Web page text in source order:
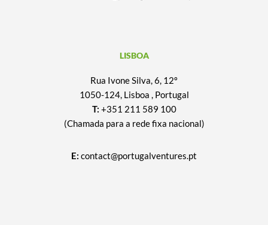
LISBOA
Rua Ivone Silva, 6, 12º
1050-124, Lisboa , Portugal
T: +351 211 589 100
(Chamada para a rede fixa nacional)
E: contact@portugalventures.pt